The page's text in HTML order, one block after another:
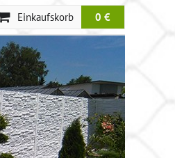
Einkaufskorb 0 €